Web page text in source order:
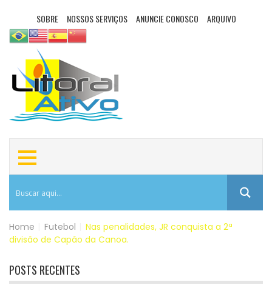
SOBRE NOSSOS SERVIÇOS ANUNCIE CONOSCO ARQUIVO
Home Futebol
Nas penalidades, JR conquista a 2ª
divisão de Capão da Canoa.
POSTS RECENTES